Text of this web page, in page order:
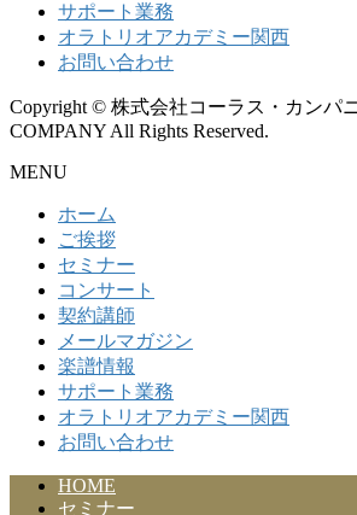
サポート業務
オラトリオアカデミー関西
お問い合わせ
Copyright © 株式会社コーラス・カンパ
COMPANY All Rights Reserved.
MENU
ホーム
ご挨拶
セミナー
コンサート
契約講師
メールマガジン
楽譜情報
サポート業務
オラトリオアカデミー関西
お問い合わせ
HOME
セミナー